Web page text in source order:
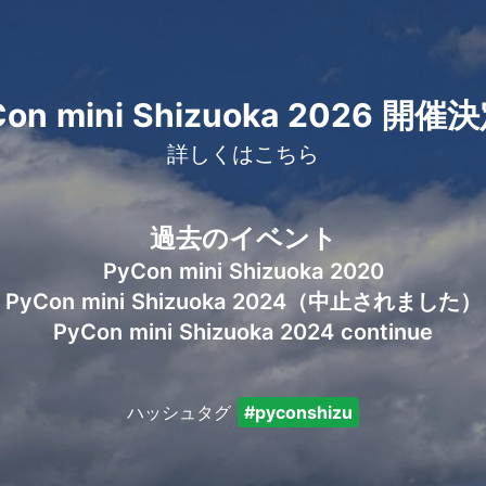
mini Shizuoka 2026 開催
詳しくはこちら
過去のイベント
PyCon mini Shizuoka 2020
PyCon mini Shizuoka 2024（中止されました）
PyCon mini Shizuoka 2024 continue
ハッシュタグ #pyconshizu